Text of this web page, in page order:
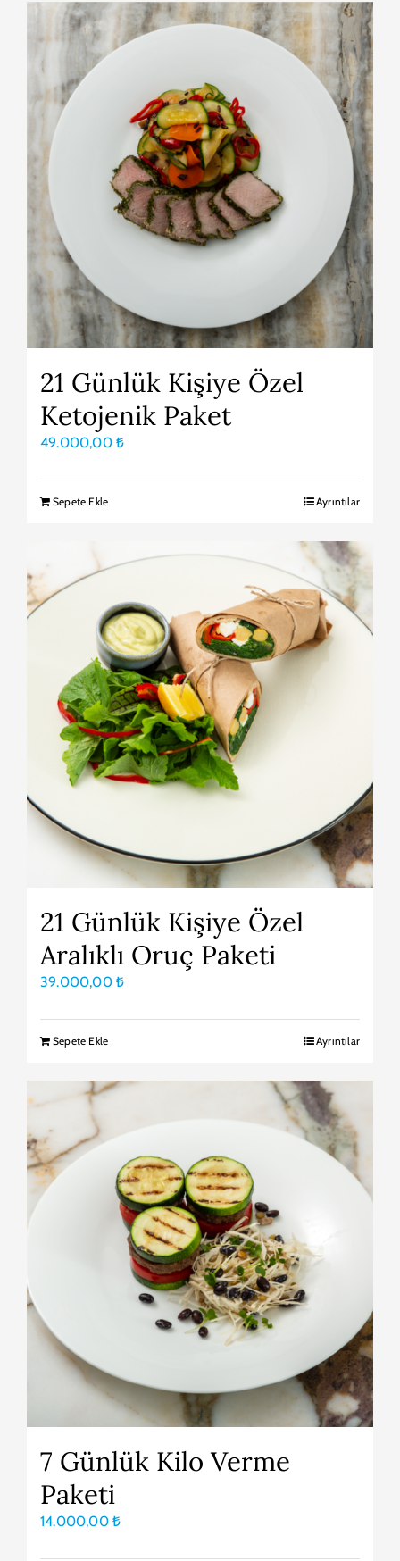
21 Günlük Kişiye Özel
Ketojenik Paket
49.000,00 ₺
Sepete Ekle Ayrıntılar
21 Günlük Kişiye Özel
Aralıklı Oruç Paketi
39.000,00 ₺
Sepete Ekle Ayrıntılar
7 Günlük Kilo Verme
Paketi
14.000,00 ₺